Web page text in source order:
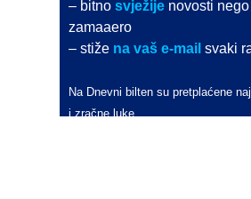
– bitnosvježije novosti
zamaaero
– stiže na vaš e-mail svaki
Na Dnevni bilten su pretplaćene
i zračne luke